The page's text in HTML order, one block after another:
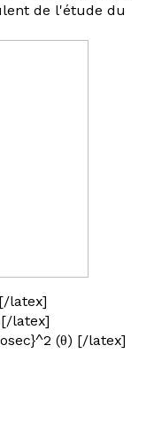
de l'étude du
latex]
latex]
(θ) [/latex]